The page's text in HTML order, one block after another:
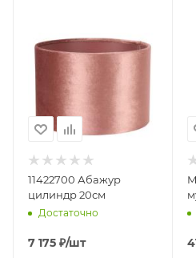
11422700 Абажур
цилиндр 20см
Достаточно
7 175 ₽/шт